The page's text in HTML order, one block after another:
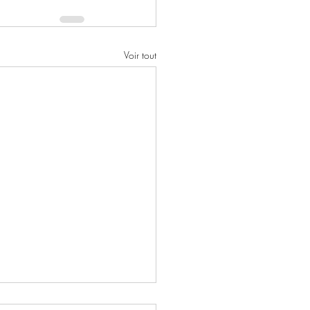
Voir tout